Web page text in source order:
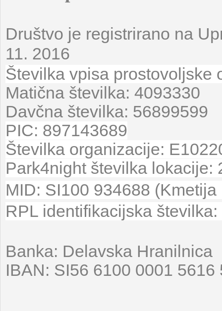
Društvo je registrirano na
11. 2016
Številka vpisa prostovoljske
Matična številka: 4093330
Davčna številka: 56899599
PIC: 897143689
Številka organizacije:
Park4night številka lokacije:
MID: SI100 934688 (Kmetija
RPL identifikacijska
Banka: Delavska Hranilnica
IBAN: SI56 6100 0001 5616